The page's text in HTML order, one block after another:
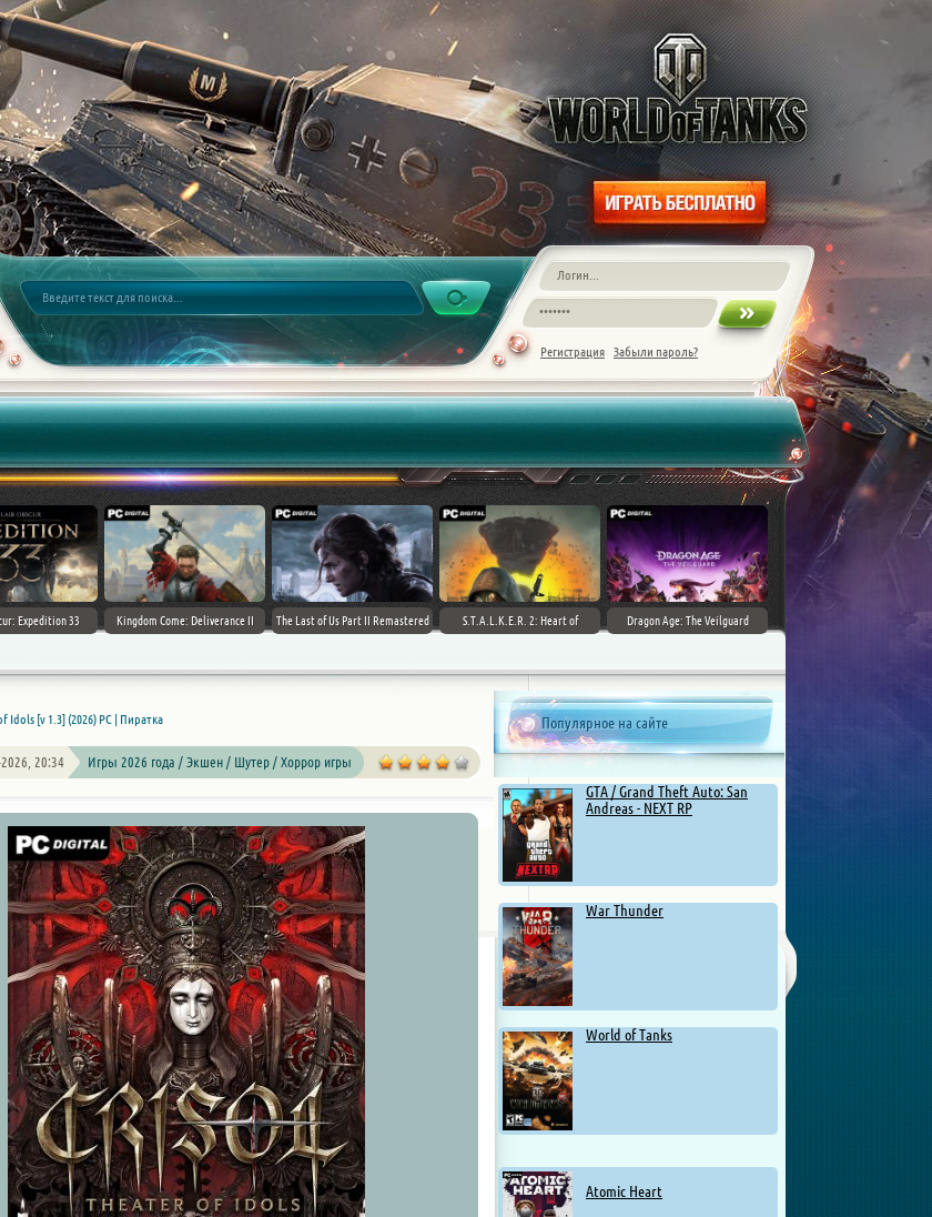
Регистрация Забыли пароль?
Expedition 33 Kingdom Come: Deliverance II The Last of Us Part II Remastered
S.T.A.L.K.E.R. 2: Heart of
Dragon Age: The Veilguard
Популярное на сайте
GTA / Grand Theft Auto: San
Andreas - NEXT RP
War Thunder
World of Tanks
Atomic Heart
Idols [v 1.3] (2026) PC | Пиратка
20:34 Игры 2026 года / Экшен / Шутер / Хоррор игры